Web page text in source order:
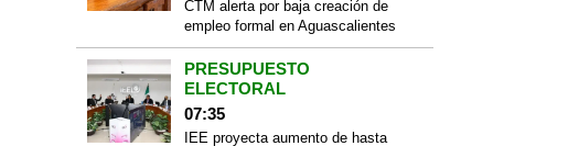
CTM alerta por baja creación de
empleo formal en Aguascalientes
PRESUPUESTO
ELECTORAL
07:35
IEE proyecta aumento de hasta